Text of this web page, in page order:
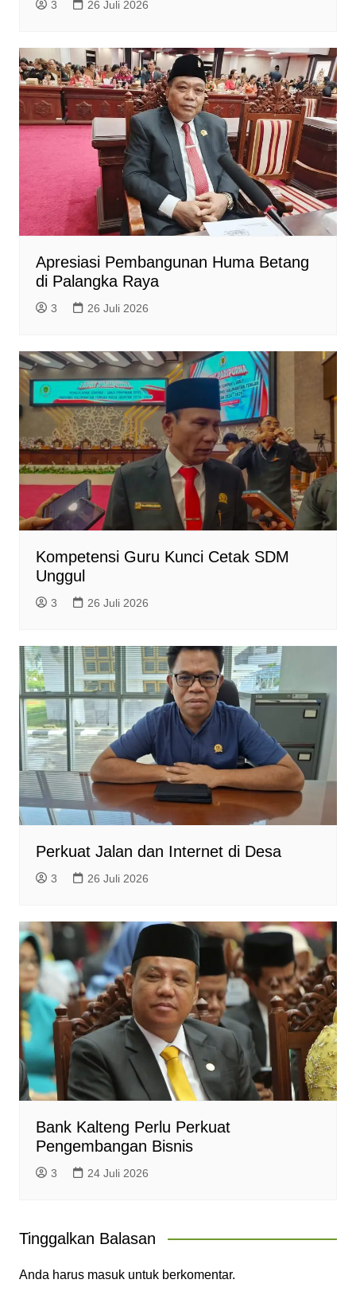
3 26 Juli 2026
Apresiasi Pembangunan Huma Betang
di Palangka Raya
3 26 Juli 2026
Kompetensi Guru Kunci Cetak SDM
Unggul
3 26 Juli 2026
Perkuat Jalan dan Internet di Desa
3 26 Juli 2026
Bank Kalteng Perlu Perkuat
Pengembangan Bisnis
3 24 Juli 2026
Tinggalkan Balasan
Anda harus masukuntuk berkomentar.